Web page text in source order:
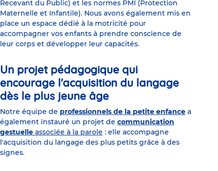
Recevant du Public) et les normes PMI (Protection
Maternelle et Infantile). Nous avons également mis en
place un espace dédié à la motricité pour
accompagner vos enfants à prendre conscience de
leur corps et développer leur capacités.
Un projet pédagogique qui
encourage l'acquisition du langage
dès le plus jeune âge
Notre équipe de professionnels de la petite enfance a
également instauré un projet de communication
gestuelle associée à la parole : elle accompagne
l'acquisition du langage des plus petits grâce à des
signes.